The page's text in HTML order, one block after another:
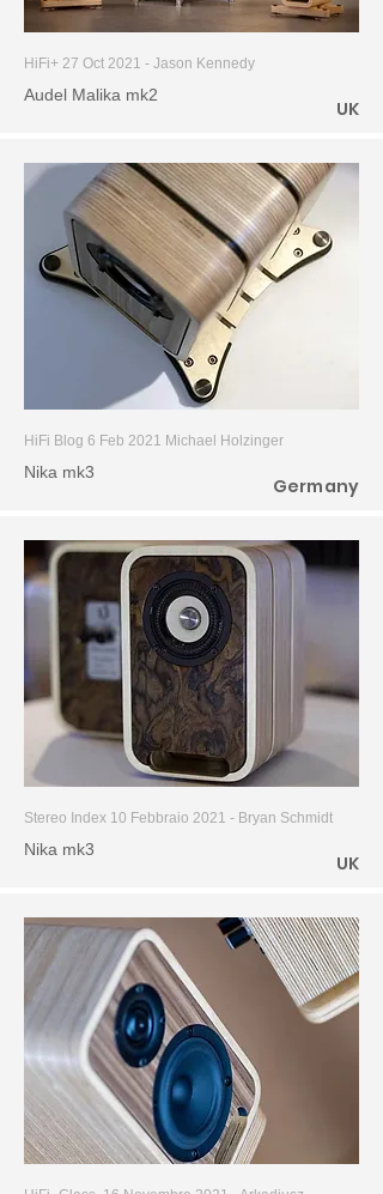
HiFi+ 27 Oct 2021 - Jason Kennedy
Audel Malika mk2
UK
HiFi Blog 6 Feb 2021 Michael Holzinger
Nika mk3
Germany
Stereo Index 10 Febbraio 2021 - Bryan Schmidt
Nika mk3
UK